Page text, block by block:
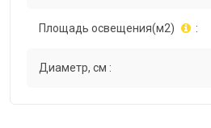
Площадь освещения(м2) :
Диаметр, см :